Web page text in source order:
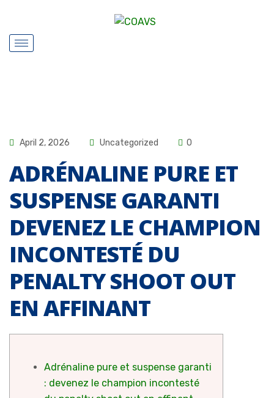
April 2, 2026 Uncategorized 0
ADRÉNALINE PURE ET
SUSPENSE GARANTI
DEVENEZ LE CHAMPION
INCONTESTÉ DU
PENALTY SHOOT OUT
EN AFFINANT
Adrénaline pure et suspense garanti
: devenez le champion incontesté